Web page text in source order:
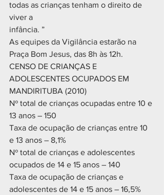
todas as crianças tenham o direito de
viver a
infância. ”
As equipes da Vigilância estarão na
Praça Bom Jesus, das 8h às 12h.
CENSO DE CRIANÇAS E
ADOLESCENTES OCUPADOS EM
MANDIRITUBA (2010)
Nº total de crianças ocupadas entre 10 e
13 anos – 150
Taxa de ocupação de crianças entre 10
e 13 anos – 8,1%
Nº total de crianças e adolescentes
ocupados de 14 e 15 anos – 140
Taxa de ocupação de crianças e
adolescentes de 14 e 15 anos – 16,5%